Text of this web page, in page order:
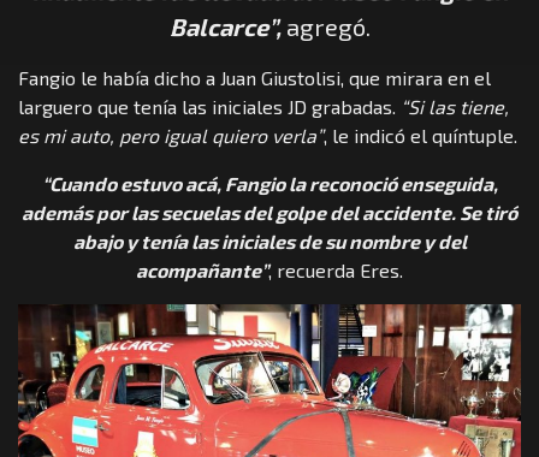
Balcarce”,agregó.
Fangio le había dicho a Juan Giustolisi, que mirara en el
larguero que tenía las iniciales JD grabadas. “Si las tiene,
es mi auto, pero igual quiero verla”, le indicó el quíntuple.
“Cuando estuvo acá, Fangio la reconoció enseguida,
además por las secuelas del golpe del accidente. Se tiró
abajo y tenía las iniciales de su nombre y del
acompañante”, recuerda Eres.